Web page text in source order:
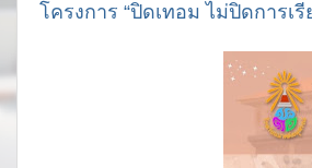
โครงการ “ปิดเทอม ไม่ปิดการเ